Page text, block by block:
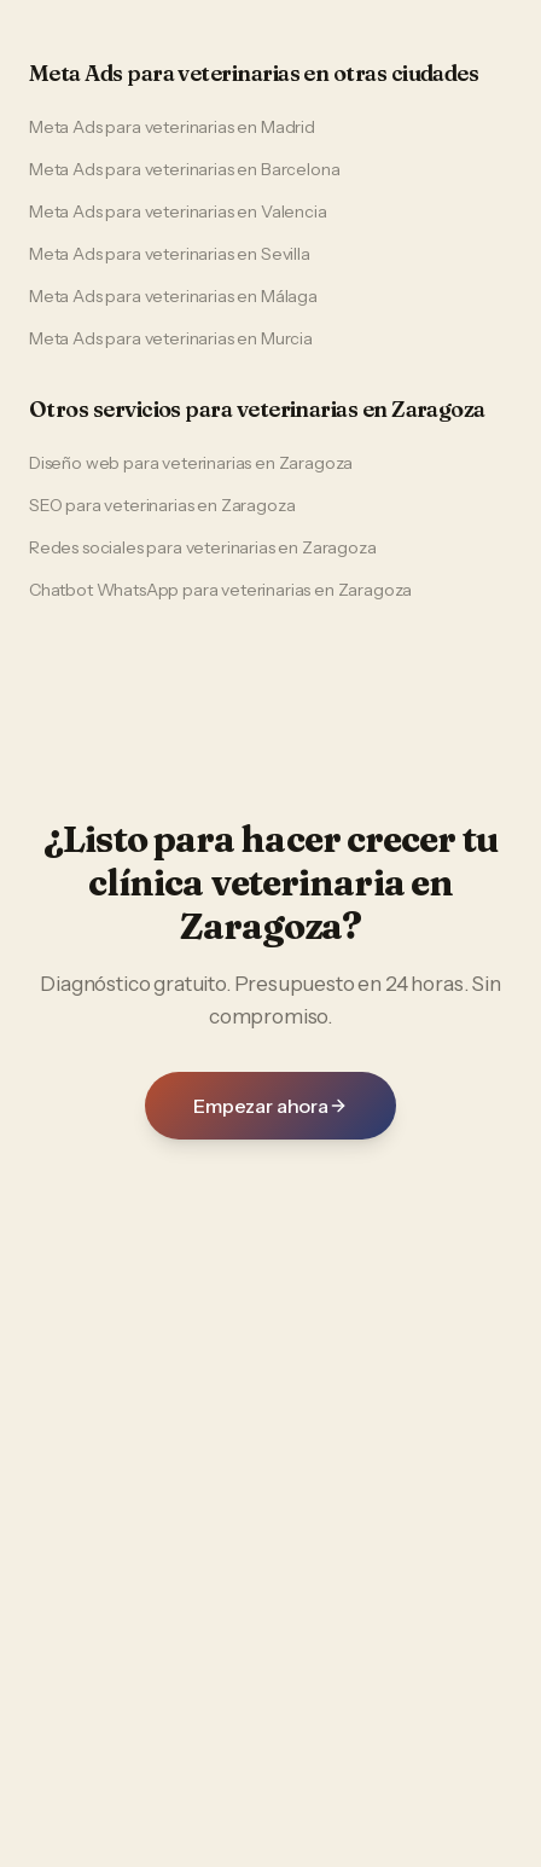
Meta Ads paraveterinariasen otras ciudades
Meta Adspara veterinariasen Madrid
Meta Adspara veterinariasen Barcelona
Meta Adspara veterinariasen Valencia
Meta Adspara veterinariasen Sevilla
Meta Adspara veterinariasen Málaga
Meta Adspara veterinariasen Murcia
Otros servicios paraveterinarias enZaragoza
Diseño web paraveterinarias en Zaragoza
SEO paraveterinariasen Zaragoza
Redes socialespara veterinariasen Zaragoza
Chatbot WhatsApp paraveterinarias en Zaragoza
¿Listo para hacer crecer tu
clínica veterinariaen
Zaragoza?
Diagnóstico gratuito. Presupuesto en 24 horas. Sin
compromiso.
Empezar ahora